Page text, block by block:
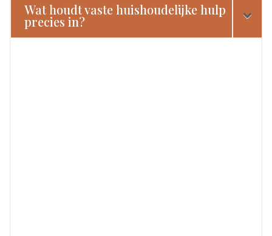
Wat houdt vaste huishoudelijke hulp
precies in?